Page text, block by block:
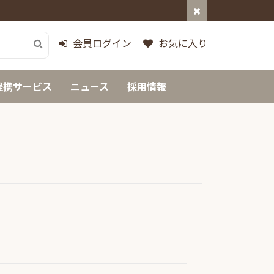
会員ログイン お気に入り
携サービス ニュース 採用情報